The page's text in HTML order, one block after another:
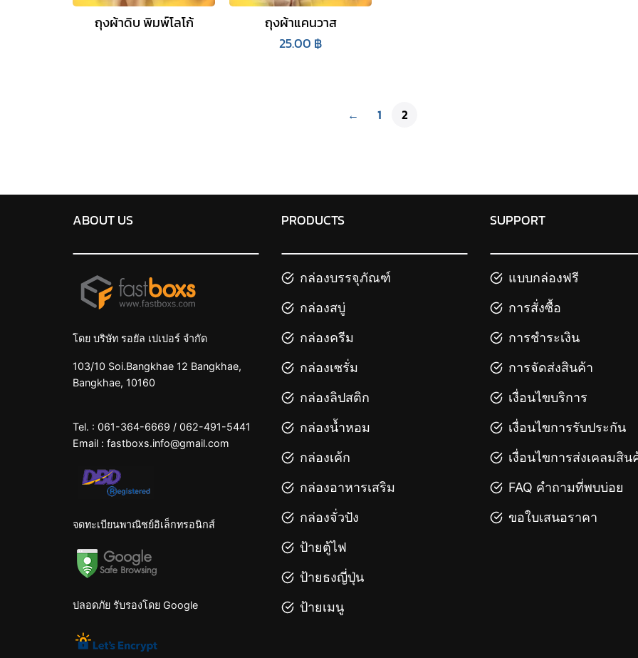
ถุงผ้าดิบ พิมพ์โลโก้
ถุงผ้าแคนวาส
25.00 ฿
← 1 2
ABOUT US
โดย บริษัท รอยัล เปเปอร์ จำกัด
103/10 Soi.Bangkhae 12 Bangkhae,
Bangkhae, 10160
Tel. : 061-364-6669 / 062-491-5441
Email : fastboxs.info@gmail.com
จดทะเบียนพาณิชย์อิเล็กทรอนิกส์
ปลอดภัย รับรองโดย Google
PRODUCTS
กล่องบรรจุภัณฑ์
กล่องสบู่
กล่องครีม
กล่องเซรั่ม
กล่องลิปสติก
กล่องน้ำหอม
กล่องเค้ก
กล่องอาหารเสริม
กล่องจั่วปัง
ป้ายตู้ไฟ
ป้ายธงญี่ปุ่น
ป้ายเมนู
SUPPORT
แบบกล่องฟรี
การสั่งซื้อ
การชำระเงิน
การจัดส่งสินค้า
เงื่อนไขบริการ
เงื่อนไขการรับประกัน
เงื่อนไขการส่งเคลมสิน
FAQ คำถามที่พบบ่อย
ขอใบเสนอราคา